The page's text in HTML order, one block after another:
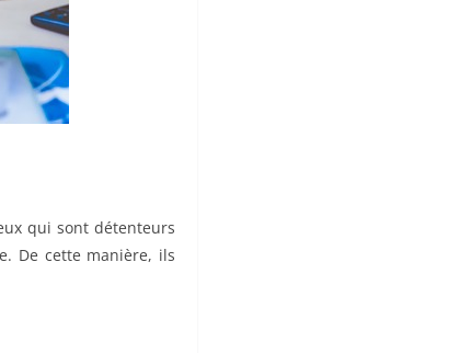
qui sont détenteurs
De cette manière, ils